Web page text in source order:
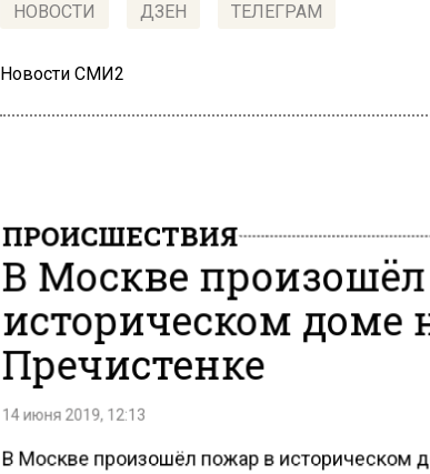
НОВОСТИ ДЗЕН ТЕЛЕГРАМ
Новости СМИ2
ПРОИСШЕСТВИЯ
В Москве
историческом доме
Пречистенке
14 июня 2019, 12:13
В Москве произошёл пожар в историческом